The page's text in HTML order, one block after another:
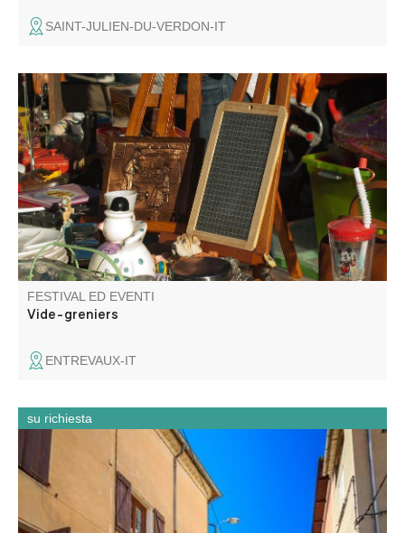
SAINT-JULIEN-DU-VERDON-IT
La garde entrevalaise organise un vide-grenier à
l'intérieur du vieux village.
FESTIVAL ED EVENTI
Vide-greniers
ENTREVAUX-IT
Barrême est un village façonné par son territoire : la
roche, l’eau et les voies de passage. Installé au confluent
de trois Asse, au pied du plateau Saint-Jean, il s’est
déplacé au fil des siècles, du bourg perché médiéval vers
su richiesta